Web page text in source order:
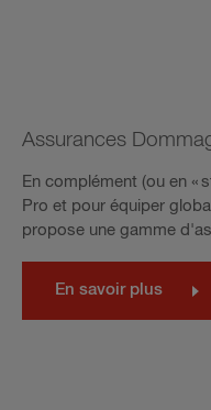
Assurances
En complément (ou en «
Pro et pour équiper
propose une gamme
En savoir plus